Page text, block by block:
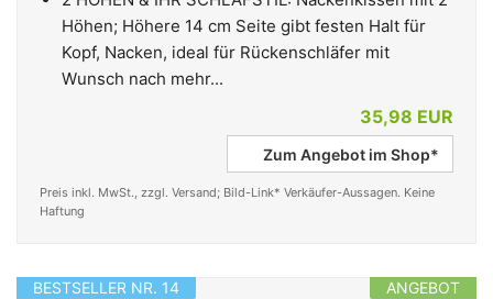
Höhen; Höhere 14 cm Seite gibt festen Halt für
Kopf, Nacken, ideal für Rückenschläfer mit
Wunsch nach mehr...
35,98 EUR
Zum Angebot im Shop*
Preis inkl. MwSt., zzgl. Versand; Bild-Link* Verkäufer-Aussagen. Keine
Haftung
ANGEBOT
BESTSELLER NR. 14